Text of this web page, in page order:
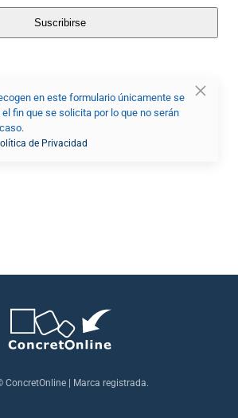
en este formulario únicamente se
fin que se solicita por lo que no serán
de Privacidad
ConcretOnline | Marca registrada.